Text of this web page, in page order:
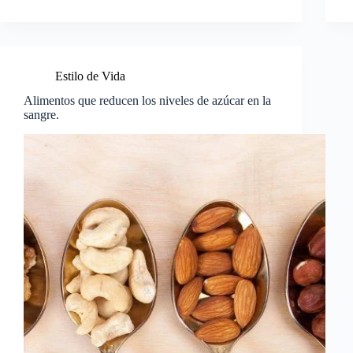
Estilo de Vida
Alimentos que reducen los niveles de azúcar en la
sangre.